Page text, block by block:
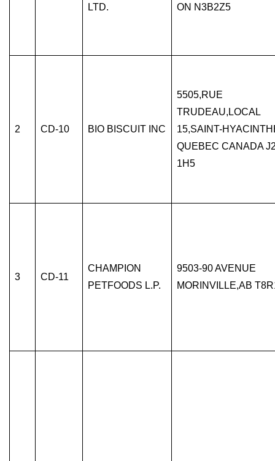
LTD.
ON N3B2Z5
2 CD-10 BIO BISCUIT INC
5505,RUE
TRUDEAU,LOCAL
15,SAINT-
QUEBEC CANADA
1H5
3 CD-11
CHAMPION
PETFOODS L.P.
9503-90 AVENUE
MORINVILLE,AB